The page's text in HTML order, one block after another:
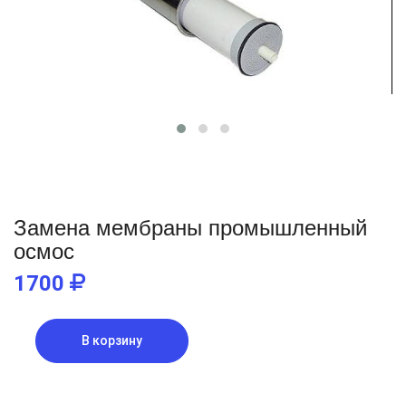
Замена мембраны промышленный
осмос
1700
В корзину